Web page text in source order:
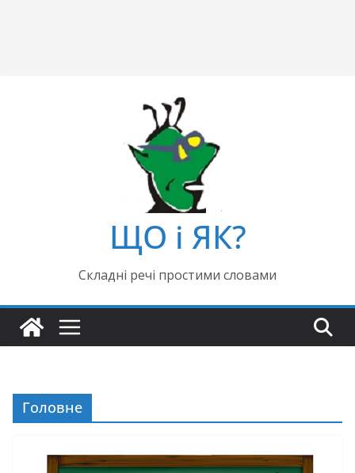
ЩО і ЯК?
Складні речі простими словами
Головне